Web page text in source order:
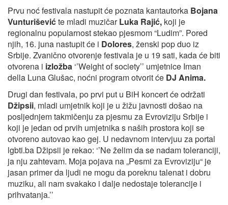
Prvu noć festivala nastupit će poznata kantautorka Bojana
Vunturiševićte mladi muzičarLuka Rajić, koji je
regionalnu popularnost stekao pjesmom “Ludim”. Pored
njih, 16. juna nastupit će i Dolores, ženski pop duo iz
Srbije. Zvanično otvorenje festivala je u 19 sati, kada će biti
otvorena i izložba ‘’Weight of society’’ umjetnice Iman
della Luna Glušac, noćni program otvorit će DJ Anima.
Drugi dan festivala, po prvi put u BiH koncert će održati
Džipsii, mladi umjetnik koji je u žižu javnosti došao na
posljednjem takmičenju za pjesmu za Evroviziju Srbije i
koji je jedan od prvih umjetnika s naših prostora koji se
otvoreno autovao kao gej. U nedavnom intervjuu za portal
lgbti.ba Džipsii je rekao: ‘’Ne želim da se nadam toleranciji,
ja nju zahtevam. Moja pojava na „Pesmi za Evroviziju“ je
jasan primer da ljudi ne mogu da poreknu talenat i dobru
muziku, ali nam svakako i dalje nedostaje tolerancije i
prihvatanja.’’